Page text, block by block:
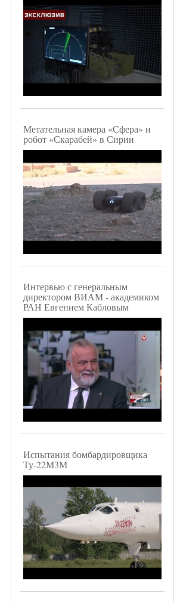
Метательная камера «Сфера» и
робот «Скарабей» в Сирии
Интервью с генеральным
директором ВИАМ - академиком
РАН Евгением Кабловым
Испытания бомбардировщика
Ту-22М3М